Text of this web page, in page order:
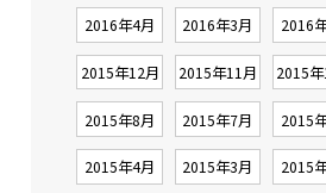
2016年4月 2016年3月 2016
2015年12月 2015年11月 2015
2015年8月 2015年7月 2015
2015年4月 2015年3月 2015